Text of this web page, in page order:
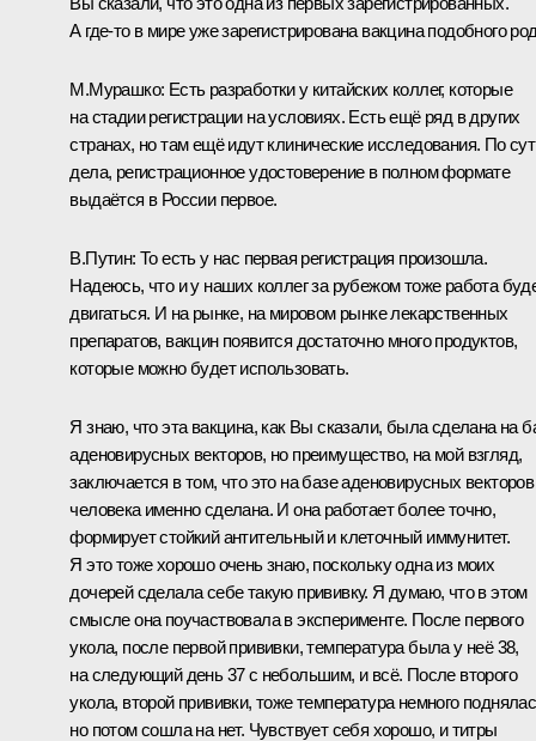
А где‑то в мире уже зарегистрирована вакцина подобного
М.Мурашко: Есть разработки у китайских коллег, которые
на стадии регистрации на условиях. Есть ещё ряд в других
странах, но там ещё идут клинические исследования. По
дела, регистрационное удостоверение в полном формате
выдаётся в России первое.
В.Путин: То есть у нас первая регистрация произошла.
Надеюсь, что и у наших коллег за рубежом тоже работа
двигаться. И на рынке, на мировом рынке лекарственных
препаратов, вакцин появится достаточно много продуктов,
которые можно будет использовать.
Я знаю, что эта вакцина, как Вы сказали, была сделана на
аденовирусных векторов, но преимущество, на мой взгляд,
заключается в том, что это на базе аденовирусных векторов
человека именно сделана. И она работает более точно,
формирует стойкий антительный и клеточный иммунитет.
Я это тоже хорошо очень знаю, поскольку одна из моих
дочерей сделала себе такую прививку. Я думаю, что в этом
смысле она поучаствовала в эксперименте. После первого
укола, после первой прививки, температура была у неё 38,
на следующий день 37 с небольшим, и всё. После второго
укола, второй прививки, тоже температура немного
но потом сошла на нет. Чувствует себя хорошо, и титры